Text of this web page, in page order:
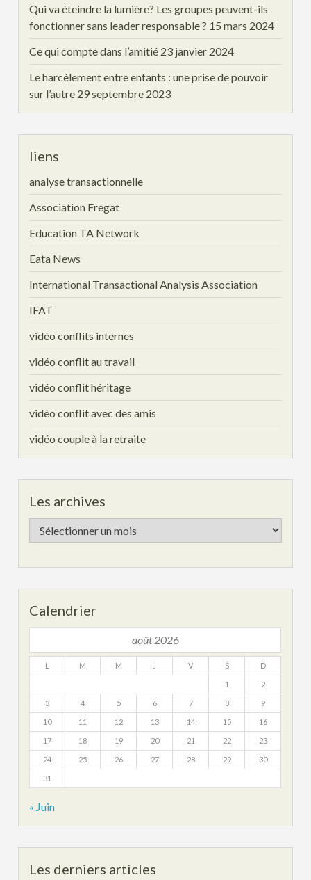
Qui va éteindre la lumière? Les groupes peuvent-ils
fonctionner sans leader responsable ? 15 mars 2024
Ce qui compte dans l’amitié 23 janvier 2024
Le harcèlement entre enfants : une prise de pouvoir
sur l’autre 29 septembre 2023
liens
analyse transactionnelle
Association Fregat
Education TA Network
Eata News
International Transactional Analysis Association
IFAT
vidéo conflits internes
vidéo conflit au travail
vidéo conflit héritage
vidéo conflit avec des amis
vidéo couple à la retraite
Les archives
Les
archives
Calendrier
août 2026
L M M J V S D
1 2
3 4 5 6 7 8 9
10 11 12 13 14 15 16
17 18 19 20 21 22 23
24 25 26 27 28 29 30
31
« Juin
Les derniers articles